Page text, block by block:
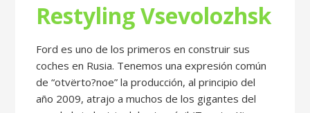
Restyling Vsevolozhsk
Ford es uno de los primeros en construir sus
coches en Rusia. Tenemos una expresión común
de “otvërto?noe” la producción, al principio del
año 2009, atrajo a muchos de los gigantes del